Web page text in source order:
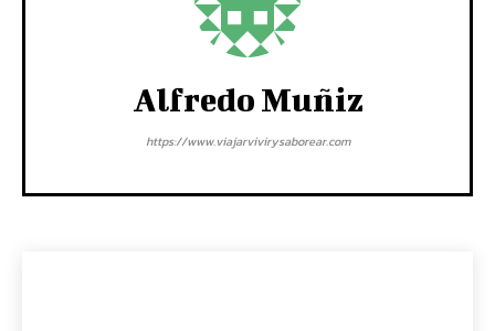
Alfredo Muñiz
https://www.viajarvivirysaborear.com